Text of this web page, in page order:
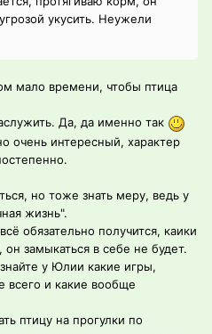
укусить. Неужели
мало времени, чтобы птица
Да, да именно так
очень интересный, характер
но тоже знать меру, ведь у
жизнь".
обязательно получится, каики
замыкаться в себе не будет.
у Юлии какие игры,
всего и какие вообще
птицу на прогулки по